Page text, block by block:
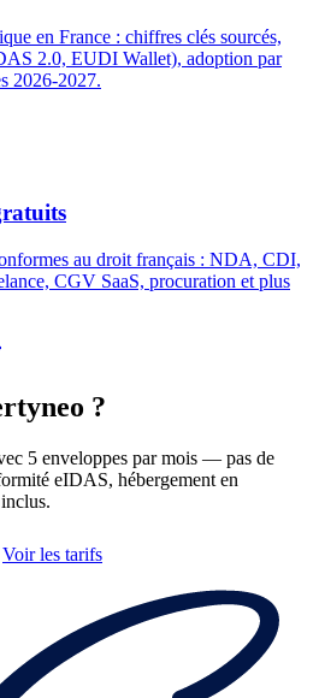
en France : chiffres clés sourcés,
2.0, EUDI Wallet), adoption par
2026-2027.
au droit français : NDA, CDI,
CGV SaaS, procuration et plus
?
5 enveloppes par mois — pas de
eIDAS, hébergement en
Voir les tarifs